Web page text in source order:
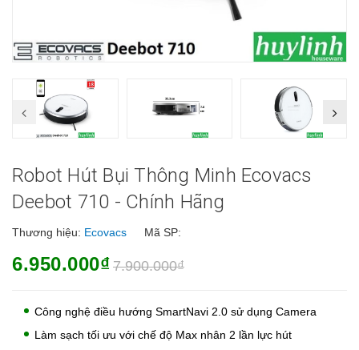
Robot Hút Bụi Thông Minh Ecovacs
Deebot 710 - Chính Hãng
Thương hiệu: Ecovacs Mã SP:
6.950.000₫ 7.900.000₫
Công nghệ điều hướng SmartNavi 2.0 sử dụng Camera
Làm sạch tối ưu với chế độ Max nhân 2 lần lực hút